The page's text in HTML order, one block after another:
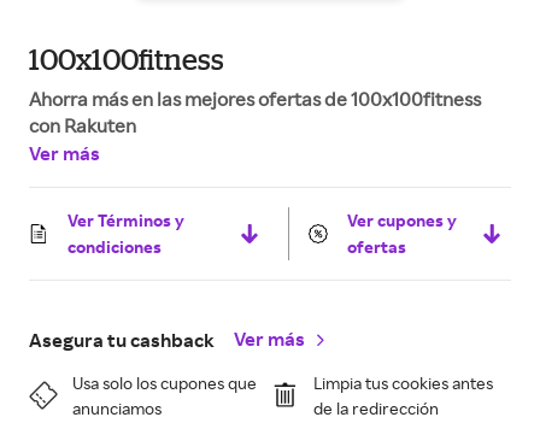
100x100fitness
Ahorra más en las mejores ofertas de 100x100fitness
con Rakuten
Ver más
Ver Términos y
condiciones
Ver cupones y
ofertas
Asegura tu cashback Ver más
Usa solo los cupones que
anunciamos
Limpia tus cookies antes
de la redirección